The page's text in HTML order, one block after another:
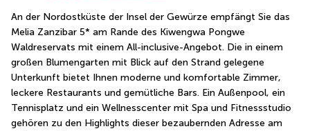
An der Nordostküste der Insel der Gewürze empfängt Sie das
Melia Zanzibar 5* am Rande des Kiwengwa Pongwe
Waldreservats mit einem All-inclusive-Angebot. Die in einem
großen Blumengarten mit Blick auf den Strand gelegene
Unterkunft bietet Ihnen moderne und komfortable Zimmer,
leckere Restaurants und gemütliche Bars. Ein Außenpool, ein
Tennisplatz und ein Wellnesscenter mit Spa und Fitnessstudio
gehören zu den Highlights dieser bezaubernden Adresse am